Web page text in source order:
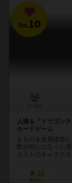
No. 10
人狼を『ドラゴン
カードゲーム
まものを全員追放
数が同じになった
エストのキャラク
15
興味あり